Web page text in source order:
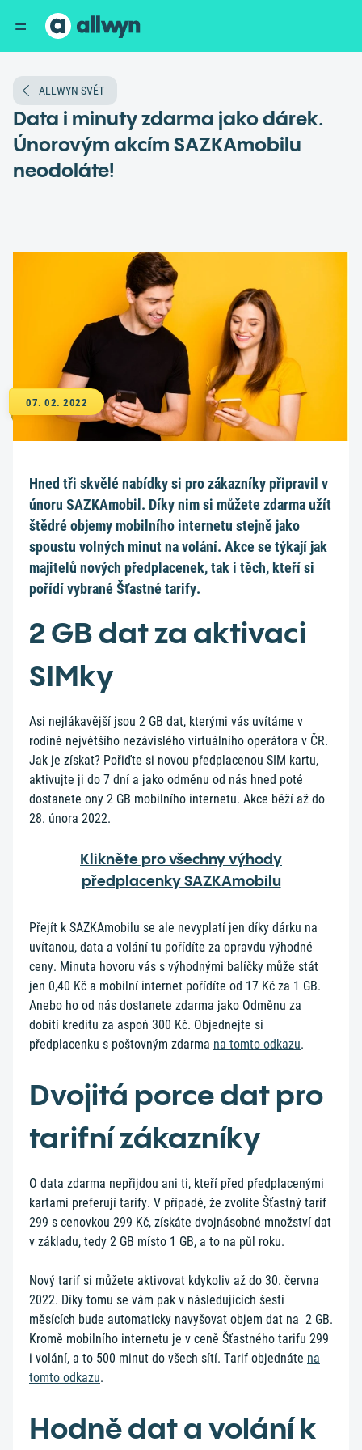
ALLWYN SVĚT
Data i minuty zdarma jako dárek.
Únorovým akcím SAZKAmobilu
neodoláte!
07. 02. 2022
Hned tři skvělé nabídky si pro zákazníky připravil v
únoru SAZKAmobil. Díky nim si můžete zdarma užít
štědré objemy mobilního internetu stejně jako
spoustu volných minut na volání. Akce se týkají jak
majitelů nových předplacenek, tak i těch, kteří si
pořídí vybrané Šťastné tarify.
2 GB dat za aktivaci
SIMky
Asi nejlákavější jsou 2 GB dat, kterými vás uvítáme v
rodině největšího nezávislého virtuálního operátora v ČR.
Jak je získat? Pořiďte si novou předplacenou SIM kartu,
aktivujte ji do 7 dní a jako odměnu od nás hned poté
dostanete ony 2 GB mobilního internetu. Akce běží až do
28. února 2022.
Klikněte pro všechny výhody
předplacenky SAZKAmobilu
Přejít k SAZKAmobilu se ale nevyplatí jen díky dárku na
uvítanou, data a volání tu pořídíte za opravdu výhodné
ceny. Minuta hovoru vás s výhodnými balíčky může stát
jen 0,40 Kč a mobilní internet pořídíte od 17 Kč za 1 GB.
Anebo ho od nás dostanete zdarma jako Odměnu za
dobití kreditu za aspoň 300 Kč. Objednejte si
předplacenku s poštovným zdarma na tomto odkazu.
Dvojitá porce dat pro
tarifní zákazníky
O data zdarma nepřijdou ani ti, kteří před předplacenými
kartami preferují tarify. V případě, že zvolíte Šťastný tarif
299 s cenovkou 299 Kč, získáte dvojnásobné množství dat
v základu, tedy 2 GB místo 1 GB, a to na půl roku.
Nový tarif si můžete aktivovat kdykoliv až do 30. června
2022. Díky tomu se vám pak v následujících šesti
měsících bude automaticky navyšovat objem dat na 2 GB.
Kromě mobilního internetu je v ceně Šťastného tarifu 299
i volání, a to 500 minut do všech sítí. Tarif objednáte na
tomto odkazu.
Hodně dat a volání k